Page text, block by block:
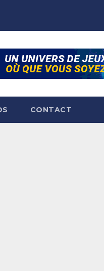
CONTACT